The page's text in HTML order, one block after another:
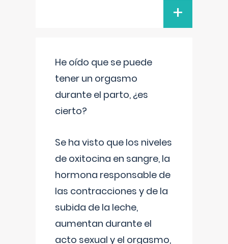
+
He oído que se puede
tener un orgasmo
durante el parto, ¿es
cierto?
Se ha visto que los niveles
de oxitocina en sangre, la
hormona responsable de
las contracciones y de la
subida de la leche,
aumentan durante el
acto sexual y el orgasmo,